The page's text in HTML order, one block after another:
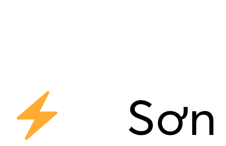
Sơn